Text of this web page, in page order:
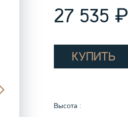
27 535 ₽
КУПИТЬ
Высота :